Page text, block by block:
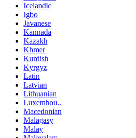
Icelandic
Igbo
Javanese
Kannada
Kazakh
Khmer
Kurdish
Kyrgyz
Latin
Latvian
Lithuanian
Luxembou..
Macedonian
Malagasy
Malay